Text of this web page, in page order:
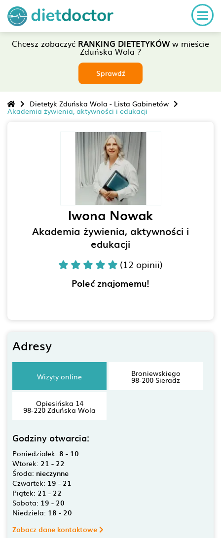
Chcesz zobaczyć RANKING DIETETYKÓWw mieście
Zduńska Wola ?
Sprawdź
Dietetyk Zduńska Wola - Lista Gabinetów
Akademia żywienia, aktywności i edukacji
Iwona Nowak
Akademia żywienia, aktywności i
edukacji
(12 opinii)
Poleć znajomemu!
Adresy
Wizyty online Broniewskiego
98-200 Sieradz
Opiesińska 14
98-220 Zduńska Wola
Godziny otwarcia:
Poniedziałek: 8 - 10
Wtorek: 21 - 22
Środa: nieczynne
Czwartek: 19 - 21
Piątek: 21 - 22
Sobota: 19 - 20
Niedziela: 18 - 20
Zobacz dane kontaktowe